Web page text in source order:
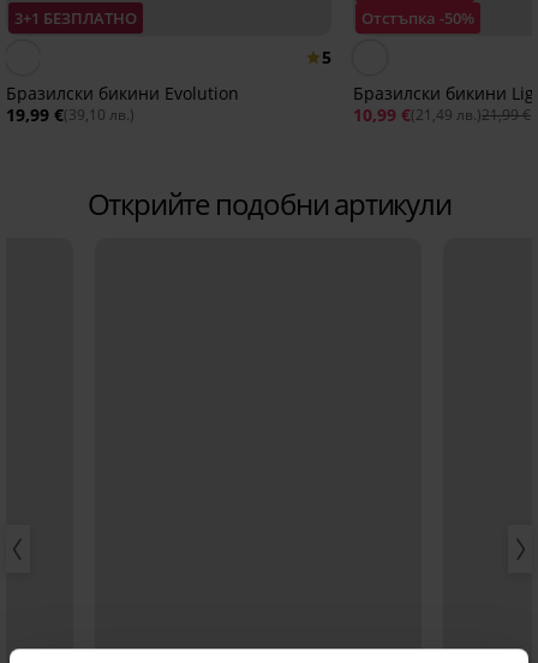
3+1 БЕЗПЛАТНО
5
Бразилски бикини Evolution
19,99 €(39,10 лв.)
Отстъпка -50%
Бразилски бикини
10,99 €(21,49 лв.)21,99 €
Открийте подобни артикули